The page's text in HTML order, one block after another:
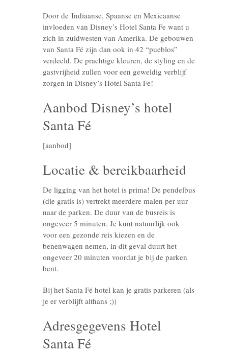
Door de Indiaanse, Spaanse en Mexicaanse
invloeden van Disney’s Hotel Santa Fe want u
zich in zuidwesten van Amerika. De gebouwen
van Santa Fé zijn dan ook in 42 “pueblos”
verdeeld. De prachtige kleuren, de styling en de
gastvrijheid zullen voor een geweldig verblijf
zorgen in Disney’s Hotel Santa Fe!
Aanbod Disney’s hotel
Santa Fé
[aanbod]
Locatie & bereikbaarheid
De ligging van het hotel is prima! De pendelbus
(die gratis is) vertrekt meerdere malen per uur
naar de parken. De duur van de busreis is
ongeveer 5 minuten. Je kunt natuurlijk ook
voor een gezonde reis kiezen en de
benenwagen nemen, in dit geval duurt het
ongeveer 20 minuten voordat je bij de parken
bent.
Bij het Santa Fé hotel kan je gratis parkeren (als
je er verblijft althans ;))
Adresgegevens Hotel
Santa Fé